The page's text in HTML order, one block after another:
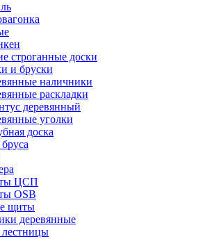
строганные доски
и бруски
наличники
раскладки
деревянный
уголки
доска
ЦСП
OSB
щиты
деревянные